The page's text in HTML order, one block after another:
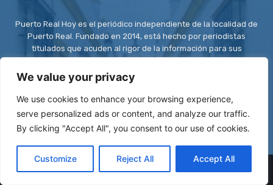
We value your privacy
We use cookies to enhance your browsing experience,
serve personalized ads or content, and analyze our traffic.
By clicking "Accept All", you consent to our use of cookies.
Customize Reject All Accept All
Puerto Real Hoy es el periódico independiente de la localidad de
Puerto Real. Fundado en 2014, está hecho por periodistas
titulados que acuden al rigor de la información para sus
Contacto: redaccion@puertorealhoy.es
© Be First SL - ISSN: 2444-3662 || Registro ROMDA Nº
RS8C2UZT5H | Stock images byDepositphotos| Design images by